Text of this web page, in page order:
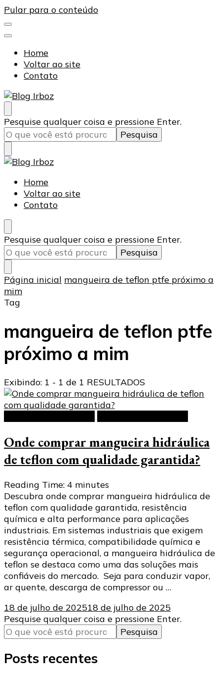
Pular para o conteúdo
Home
Voltar ao site
Contato
Blog Irboz
Blog de Lubrificação Industrial
Procurando
algo?
Pesquise qualquer coisa e pressione Enter.
Blog Irboz
Blog de Lubrificação Industrial
Home
Voltar ao site
Contato
Procurando
algo?
Pesquise qualquer coisa e pressione Enter.
Página inicial mangueira de teflon ptfe próximo a
mim
Tag
mangueira de teflon ptfe
próximo a mim
Exibindo: 1 - 1 de 1 RESULTADOS
Onde comprar mangueira hidráulica
de teflon com qualidade garantida?
Reading Time: 4 minutes
Descubra onde comprar mangueira hidráulica de
teflon com qualidade garantida, resistência
química e alta performance para aplicações
industriais. Em sistemas industriais que exigem
resistência térmica, compatibilidade química e
segurança operacional, a mangueira hidráulica de
teflon se destaca como uma das soluções mais
confiáveis do mercado. Seja para conduzir vapor,
ar quente, descarga de compressor ou …
18 de julho de 202518 de julho de 2025
Procurando
algo?
Pesquise qualquer coisa e pressione Enter.
Posts recentes